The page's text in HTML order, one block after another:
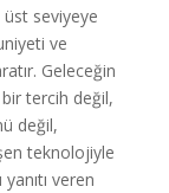
üst seviyeye
ve
Geleceğin
tercih değil,
değil,
teknolojiyle
veren